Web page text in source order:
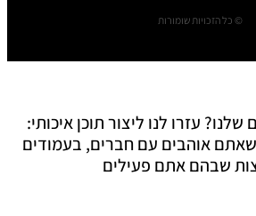
© כל הזכויות שומורות
עזרו לנו ליצור תוכן איכותי:
אוהבים עם חברים, בעמודים
שבהם אתם פעילים